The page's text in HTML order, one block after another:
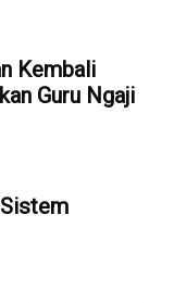
Kembali
Guru Ngaji